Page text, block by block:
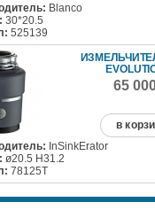
Blanco
30*20.5
525139
65
в
InSinkErator
ø20.5 H31.2
78125T